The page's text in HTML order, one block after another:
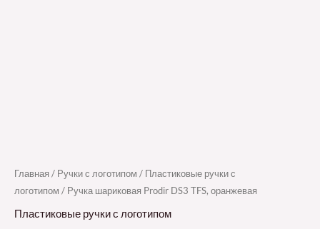
Главная / Ручки с логотипом / Пластиковые ручки с
логотипом / Ручка шариковая Prodir DS3 TFS, оранжевая
Пластиковые ручки с логотипом